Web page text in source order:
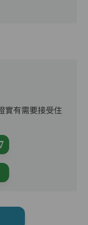
實有需要接受住